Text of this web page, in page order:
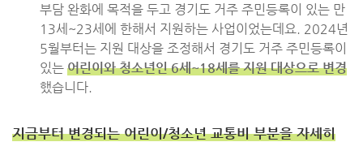
부담 완화에 목적을 두고 경기도 거주 주민등록이 있는 만
13세~23세에 한해서 지원하는 사업이었는데요. 2024년
5월부터는 지원 대상을 조정해서 경기도 거주 주민등록이
있는 어린이와 청소년인 6세~18세를 지원 대상으로변경
했습니다.
지금부터 변경되는 어린이/청소년 교통비 부분을 자세히